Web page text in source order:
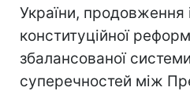
України, продовження
конституційної
збалансованої
суперечностей між